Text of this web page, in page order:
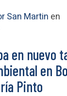
San Martin en
en nuevo
en
Pinto